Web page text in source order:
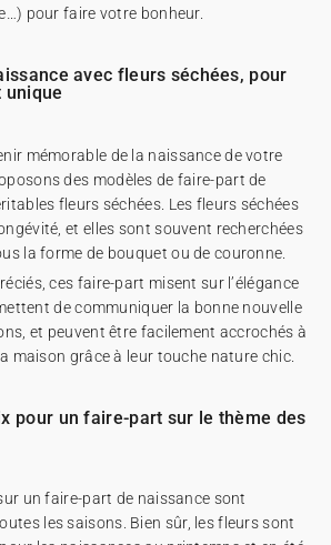
pour faire votre bonheur.
avec fleurs séchées, pour
unique
mémorable de la naissance de votre
des modèles de faire-part de
fleurs séchées. Les fleurs séchées
et elles sont souvent recherchées
la forme de bouquet ou de couronne.
ces faire-part misent sur l’élégance
de communiquer la bonne nouvelle
et peuvent être facilement accrochés à
maison grâce à leur touche nature chic.
pour un faire-part sur le thème des
un faire-part de naissance sont
les saisons. Bien sûr, les fleurs sont